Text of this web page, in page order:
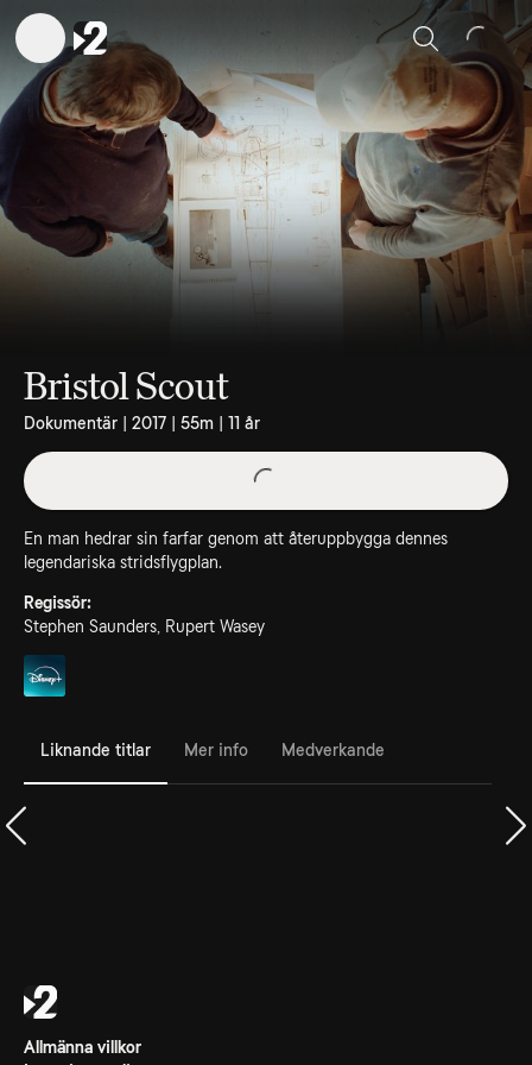
Sök
Bristol Scout
Dokumentär | 2017 | 55m | 11 år
En man hedrar sin farfar genom att återuppbygga dennes
legendariska stridsflygplan.
Regissör:
Stephen Saunders, Rupert Wasey
Liknande titlar Mer info Medverkande
Allmänna villkor